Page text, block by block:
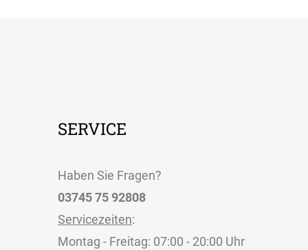
SERVICE
Haben Sie Fragen?
03745 75 92808
Servicezeiten:
Montag - Freitag: 07:00 - 20:00 Uhr